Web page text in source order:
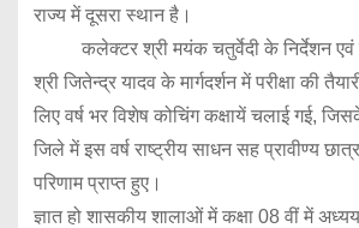
राज्य में दूसरा स्थान है।
कलेक्टर श्री मयंक चतुर्वेदी के निर्देशन एवं
श्री जितेन्द्र यादव के मार्गदर्शन में परीक्षा की
लिए वर्ष भर विशेष कोचिंग कक्षायें चलाई गई,
जिले में इस वर्ष राष्ट्रीय साधन सह प्रावीण्य
परिणाम प्राप्त हुए।
ज्ञात हो शासकीय शालाओं में कक्षा 08 वीं में